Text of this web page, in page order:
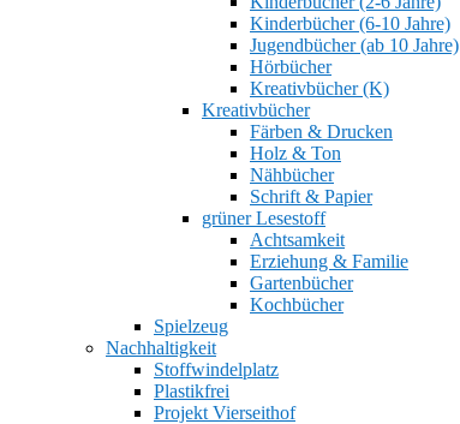
Kinderbücher (6-10 Jahre)
Jugendbücher (ab 10 Jahre)
Hörbücher
Kreativbücher (K)
Kreativbücher
Färben & Drucken
Holz & Ton
Nähbücher
Schrift & Papier
grüner Lesestoff
Achtsamkeit
Erziehung & Familie
Gartenbücher
Kochbücher
Spielzeug
Nachhaltigkeit
Stoffwindelplatz
Plastikfrei
Projekt Vierseithof